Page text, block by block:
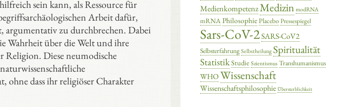
sein kann, als Ressource für
Arbeit dafür,
argumentativ zu durchbrechen. Dabei
Wahrheit über die Welt und ihre
Religion. Diese neumodische
ohne dass ihr religiöser Charakter
MedienkompetenzMedizin modRNA
mRNAPhilosophiePlaceboPressespiegel
Sars-CoV-2SARS-CoV2
SelbsterfahrungSelbstheilung Spiritualität
StatistikStudieSzientismusTranshumanismus
WHO Wissenschaft
Wissenschaftsphilosophie Übersterblichkeit